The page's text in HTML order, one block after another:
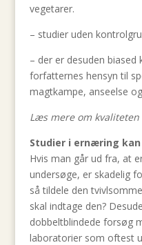
vegetarer.
– studier uden
– der er desuden
forfatternes hensyn til
magtkampe, anseelse
Læs mere om
Studier i ernæring
Hvis man går ud fra, at
undersøge, er skadelig
så tildele den
skal indtage den?
dobbeltblindede forsøg
laboratorier som oftest